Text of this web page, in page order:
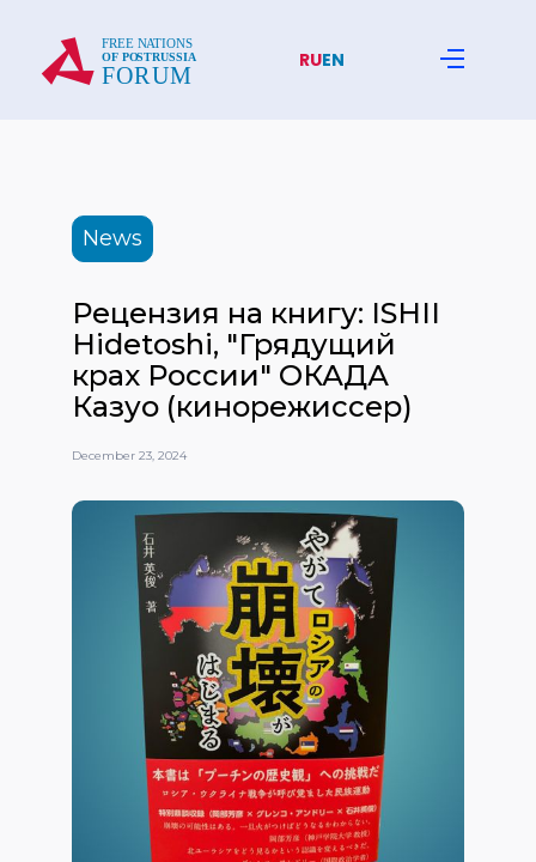
RUEN
News
Рецензия на книгу: ISHII
Hidetoshi, "Грядущий
крах России" ОКАДА
Казуо (кинорежиссер)
December 23, 2024